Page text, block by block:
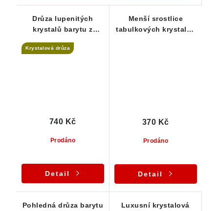
Drůza lupenitých
krystalů barytu z
Krystalová drůza
Prodáno
740 Kč
Detail
Menší srostlice
tabulkových krystalků
Prodáno
370 Kč
Detail
Pohledná drůza barytu
Luxusní krystalová